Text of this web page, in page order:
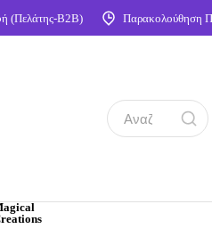
(Πελάτης-Β2Β) Παρακολούθηση